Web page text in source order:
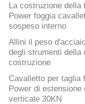
La costruzione
Power foggia
sospeso interno
Allini il peso
degli strumenti della
costruzione
Cavalletto per taglia
Power di
verticale 30KN